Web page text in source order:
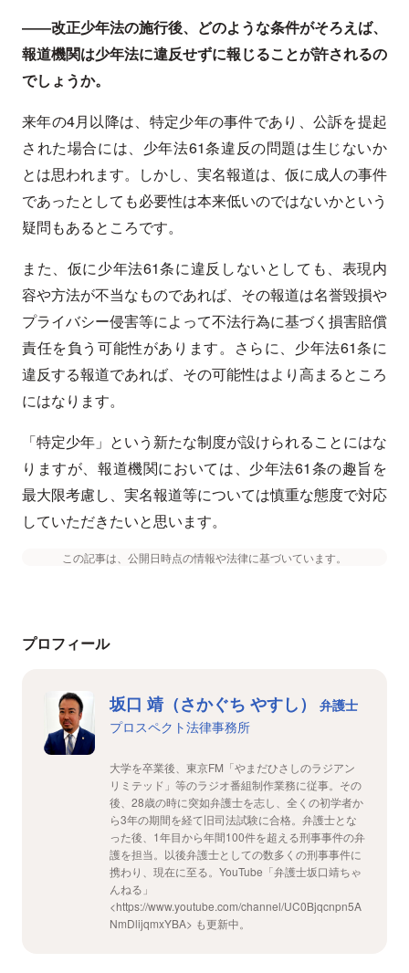
――改正少年法の施行後、どのような条件がそろえば、
報道機関は少年法に違反せずに報じることが許されるの
でしょうか。
来年の4月以降は、特定少年の事件であり、公訴を提起
された場合には、少年法61条違反の問題は生じないか
とは思われます。しかし、実名報道は、仮に成人の事件
であったとしても必要性は本来低いのではないかという
疑問もあるところです。
また、仮に少年法61条に違反しないとしても、表現内
容や方法が不当なものであれば、その報道は名誉毀損や
プライバシー侵害等によって不法行為に基づく損害賠償
責任を負う可能性があります。さらに、少年法61条に
違反する報道であれば、その可能性はより高まるところ
にはなります。
「特定少年」という新たな制度が設けられることにはな
りますが、報道機関においては、少年法61条の趣旨を
最大限考慮し、実名報道等については慎重な態度で対応
していただきたいと思います。
この記事は、公開日時点の情報や法律に基づいています。
プロフィール
坂口 靖（さかぐち やすし）
弁護士
プロスペクト法律事務所
大学を卒業後、東京FM「やまだひさしのラジアン
リミテッド」等のラジオ番組制作業務に従事。その
後、28歳の時に突如弁護士を志し、全くの初学者か
ら3年の期間を経て旧司法試験に合格。弁護士とな
った後、1年目から年間100件を超える刑事事件の弁
護を担当。以後弁護士としての数多くの刑事事件に
携わり、現在に至る。YouTube「弁護士坂口靖ちゃ
んねる」
<https://www.youtube.com/channel/UC0Bjqcnpn5A
NmDlijqmxYBA> も更新中。